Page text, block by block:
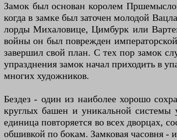
Замок был основан королем
когда в замке был заточен молодой
лорды Михаловице, Цимбурк или
войны он был поврежден
завершил свой план. С тех пор замок
упразднения замок начал приходить в
многих художников.
Бездез - один из наиболее хорошо
круглых башен и уникальной системы
единица повторяется во всех дворцах,
обшивкой по бокам. Замковая часовня -